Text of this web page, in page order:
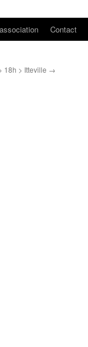
Contact
18h > Itteville →